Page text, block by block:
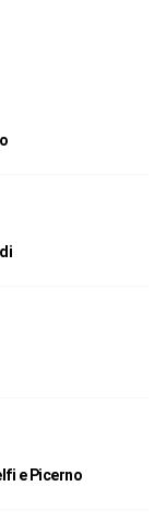
e Picerno